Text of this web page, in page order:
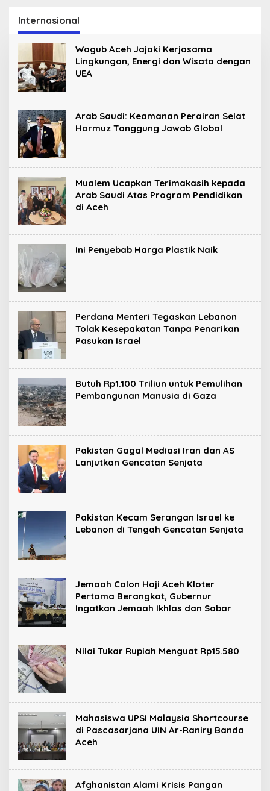
Kreatif di Universitas
Ahmad Dahlan Aceh
Internasional
Wagub Aceh Jajaki Kerjasama
Lingkungan, Energi dan Wisata dengan
UEA
Arab Saudi: Keamanan Perairan Selat
Hormuz Tanggung Jawab Global
Mualem Ucapkan Terimakasih kepada
Arab Saudi Atas Program Pendidikan
di Aceh
Ini Penyebab Harga Plastik Naik
Perdana Menteri Tegaskan Lebanon
Tolak Kesepakatan Tanpa Penarikan
Pasukan Israel
Butuh Rp1.100 Triliun untuk Pemulihan
Pembangunan Manusia di Gaza
Pakistan Gagal Mediasi Iran dan AS
Lanjutkan Gencatan Senjata
Pakistan Kecam Serangan Israel ke
Lebanon di Tengah Gencatan Senjata
Jemaah Calon Haji Aceh Kloter
Pertama Berangkat, Gubernur
Ingatkan Jemaah Ikhlas dan Sabar
Nilai Tukar Rupiah Menguat Rp15.580
Mahasiswa UPSI Malaysia Shortcourse
di Pascasarjana UIN Ar-Raniry Banda
Aceh
Afghanistan Alami Krisis Pangan